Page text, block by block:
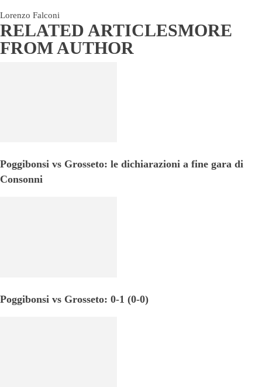
Lorenzo Falconi
RELATED ARTICLESMORE
FROM AUTHOR
Poggibonsi vs Grosseto: le dichiarazioni a fine gara di
Consonni
Poggibonsi vs Grosseto: 0-1 (0-0)